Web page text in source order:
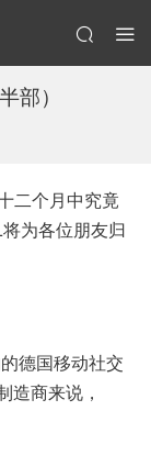
部）
二个月中究竟
为各位朋友归
德国移动社交
造商来说，